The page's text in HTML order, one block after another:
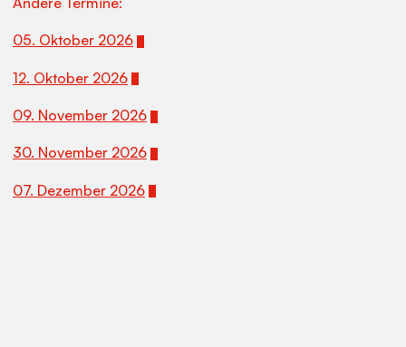
05. Oktober 2026
12. Oktober 2026
09. November 2026
30. November 2026
07. Dezember 2026